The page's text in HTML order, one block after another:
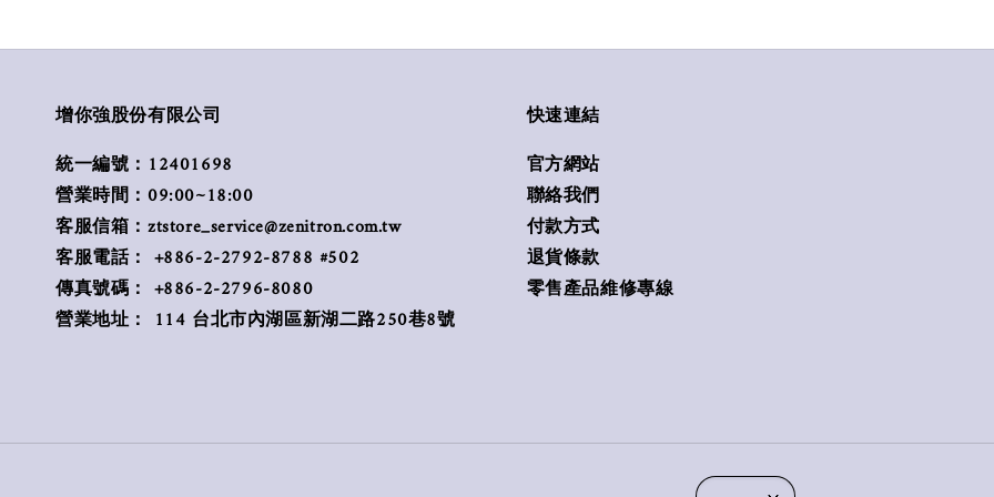
增你強股份有限公司
統一編號：12401698
營業時間：09:00~18:00
客服信箱：ztstore_service@zenitron.com.tw
客服電話： +886-2-2792-8788 #502
傳真號碼： +886-2-2796-8080
營業地址： 114 台北市內湖區新湖二路250巷8號
快速連結
官方網站
聯絡我們
付款方式
退貨條款
零售產品維修專線